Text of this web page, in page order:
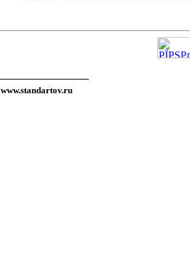
www.standartov.ru